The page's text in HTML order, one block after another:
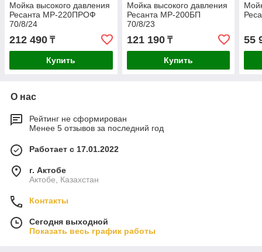
Мойка высокого давления
Ресанта МР-220ПРОФ
70/8/24
212 490 ₸
Купить
Мойка высокого давления
Ресанта МР-200БП
70/8/23
121 190₸
Купить
55
О нас
Рейтинг не сформирован
Менее 5 отзывов за последний год
Работает с 17.01.2022
г. Актобе
Актобе, Казахстан
Контакты
Сегодня выходной
Показать весь график работы